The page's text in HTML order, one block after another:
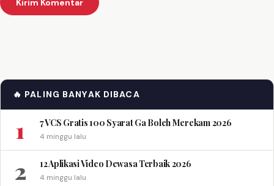
🔥 PALING BANYAK DIBACA
1 7 VCS Gratis 100 Syarat Ga Boleh Merekam 2026
4 minggu lalu
2 12 Aplikasi Video Dewasa Terbaik 2026
4 minggu lalu